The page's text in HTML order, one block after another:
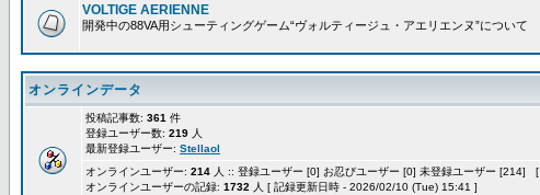
VOLTIGE AERIENNE
開発中の88VA用シューティングゲーム“ヴォルティージュ・アエリエンヌ”について
オンラインデータ
投稿記事数: 361 件
登録ユーザー数: 219 人
最新登録ユーザー: Stellaol
オンラインユーザー: 214 人 :: 登録ユーザー [0] お忍びユーザー [0] 未登録ユーザー [214] [
オンラインユーザーの記録: 1732 人 [ 記録更新日時 - 2026/02/10 (Tue) 15:41 ]